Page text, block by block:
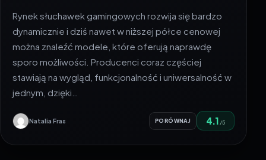
Rynek słuchawek gamingowych rozwija się bardzo
dynamicznie i dziś nawet w niższej półce cenowej
można znaleźć modele, które oferują naprawdę
sporo możliwości. Producenci coraz częściej
stawiają na wygląd, funkcjonalność i uniwersalność w
jednym, dzięki…
Natalia Fras PORÓWNAJ 4.1 /5